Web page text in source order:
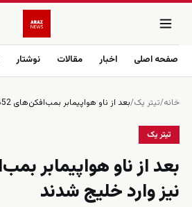
صفحه اصلی اخبار مقالات نوشتار
خانه/تیتر یک/بعد از ناو هواپیمابر بمب‌افکن‌های B52 نیز وارد خلیج شدند
تیتر یک
نیز وارد خلیج شدند